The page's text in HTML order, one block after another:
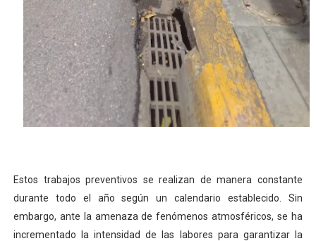
Estos trabajos preventivos se realizan de manera constante
durante todo el año según un calendario establecido. Sin
embargo, ante la amenaza de fenómenos atmosféricos, se ha
incrementado la intensidad de las labores para garantizar la